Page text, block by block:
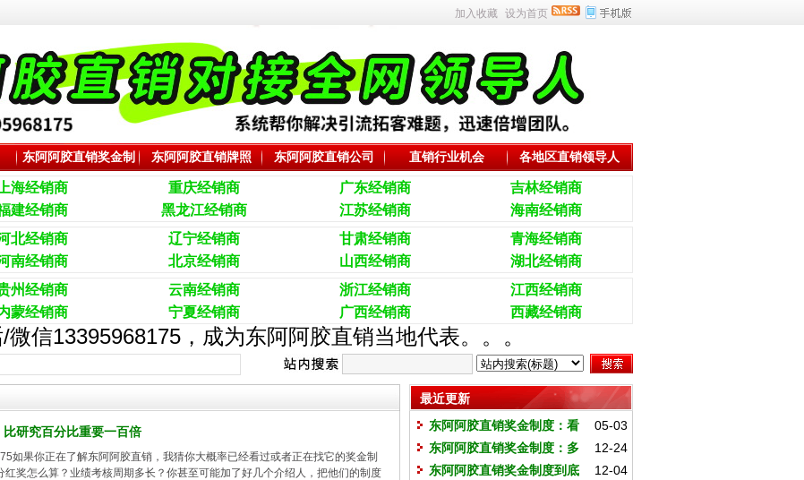
加入收藏 设为首页
东阿阿胶直销奖金制
东阿阿胶直销牌照 东阿阿胶直销公司 直销行业机会 各地区直销领导人
上海经销商 重庆经销商 广东经销商
吉林经销商
建经销商 黑龙江经销商 江苏经销商
海南经销商
北经销商 辽宁经销商 甘肃经销商
青海经销商
南经销商 北京经销商 山西经销商
湖北经销商
州经销商 云南经销商 浙江经销商
江西经销商
蒙经销商 宁夏经销商 广西经销商 西藏经销商
微信13395968175，成为东阿阿胶直销当地代表。。。
研究百分比重要一百倍
如果你正在了解东阿阿胶直销，我猜你大概率已经看过或者正在找它的奖金制
奖怎么算？业绩考核周期多长？你甚至可能加了好几个介绍人，把他们的制度
最近更新
05-03
东阿阿胶直销奖金制度：看
懂这三点，比研究百分比重要一百
倍
12-24
东阿阿胶直销奖金制度：多
维透视下的价值体系与未来前景12-04
东阿阿胶直销奖金制度到底